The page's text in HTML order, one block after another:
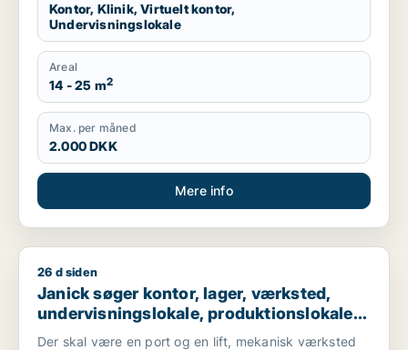
Kontor, Klinik, Virtuelt kontor,
Undervisningslokale
Areal
14 - 25 m2
Max. per måned
2.000 DKK
Mere info
Janick søger kontor, lager, værksted, undervisningslokale,
26 d siden
Janick søger kontor, lager, værksted,
undervisningslokale, produktionslokaler
eller garage til leje i Holte, Hørsholm eller
Der skal være en port og en lift, mekanisk værksted